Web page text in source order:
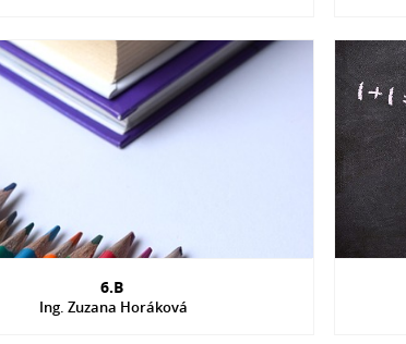
6.B
Ing. Zuzana Horáková